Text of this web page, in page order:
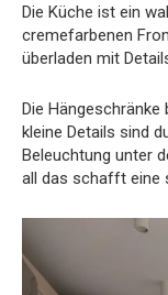
Die Küche ist ein
cremefarbenen
überladen mit
Die
kleine Details sind
Beleuchtung unter
all das schafft eine